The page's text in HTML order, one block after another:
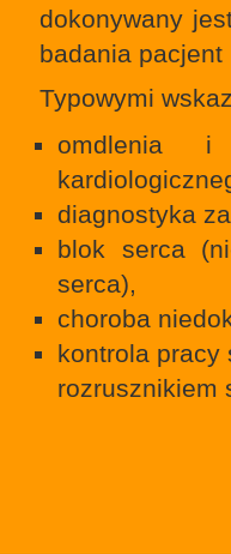
dokonywany
badania
Typowymi
omdlenia i
diagnostyka
blok serca
serca),
choroba
kontrola pracy
rozrusznikiem